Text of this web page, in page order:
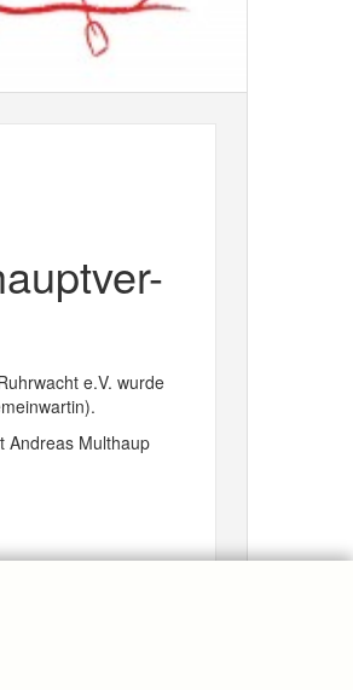
e.V. wurde
Andreas Multhaup